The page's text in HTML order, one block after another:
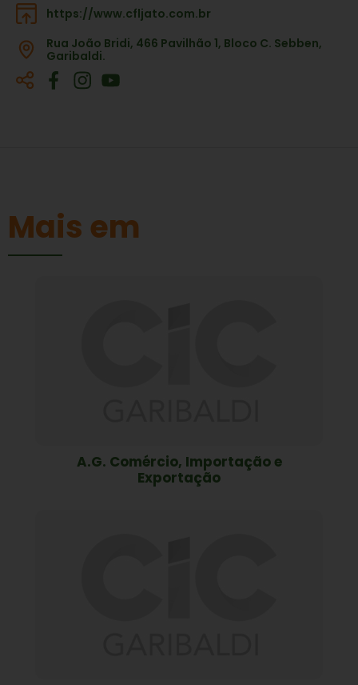
https://www.cfljato.com.br
Rua João Bridi, 466 Pavilhão 1, Bloco C. Sebben,
Garibaldi.
Mais em
A.G. Comércio, Importação e
Exportação